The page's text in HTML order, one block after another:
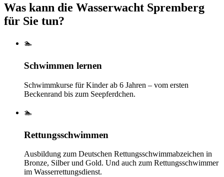
Was kann die Wasserwacht Spremberg
für Sie tun?
🏊
Schwimmen lernen
Schwimmkurse für Kinder ab 6 Jahren – vom ersten
Beckenrand bis zum Seepferdchen.
🏊
Rettungsschwimmen
Ausbildung zum Deutschen Rettungsschwimmabzeichen in
Bronze, Silber und Gold. Und auch zum Rettungsschwimmer
im Wasserrettungsdienst.